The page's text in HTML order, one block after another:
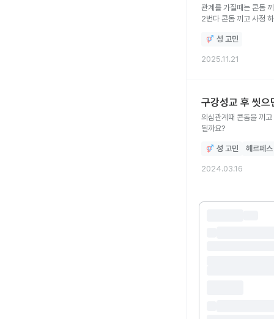
관계를 가질때는 콘돔
2번다 콘돔 끼고 사정
성 고민
2025.11.21
구강성교 후 씻
의심관계때 콘돔을 끼
될까요?
성 고민 헤르페스
2024.03.16